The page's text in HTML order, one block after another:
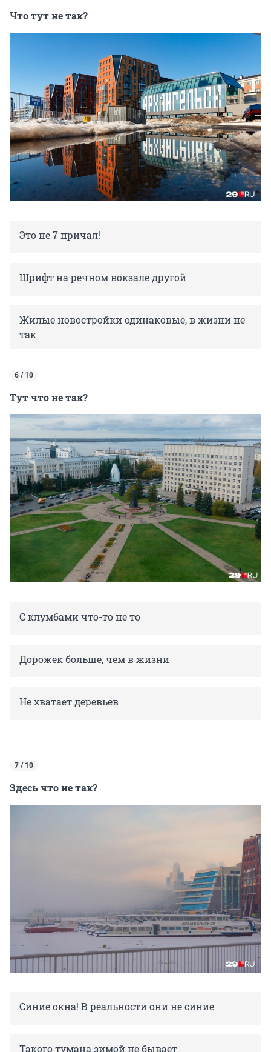
Что тут не так?
Это не 7 причал!
Шрифт на речном вокзале другой
Жилые новостройки одинаковые, в жизни не
так
6 / 10
Тут что не так?
С клумбами что-то не то
Дорожек больше, чем в жизни
Не хватает деревьев
7 / 10
Здесь что не так?
Синие окна! В реальности они не синие
Такого тумана зимой не бывает